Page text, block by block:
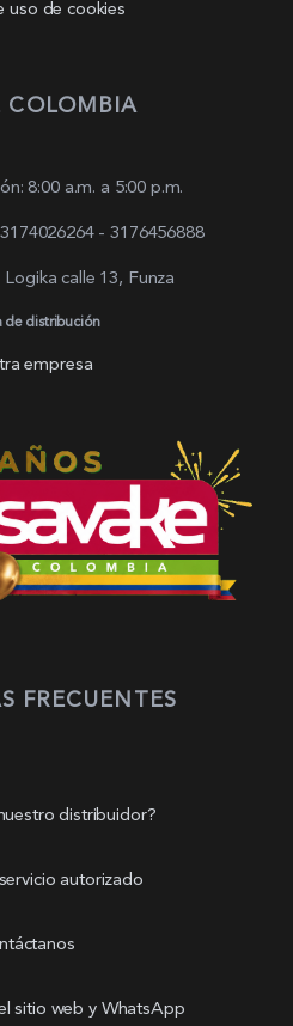
uso de cookies
COLOMBIA
8:00 a.m. a 5:00 p.m.
- 3176456888
calle 13, Funza
de distribución
empresa
FRECUENTES
distribuidor?
autorizado
sitio web y WhatsApp